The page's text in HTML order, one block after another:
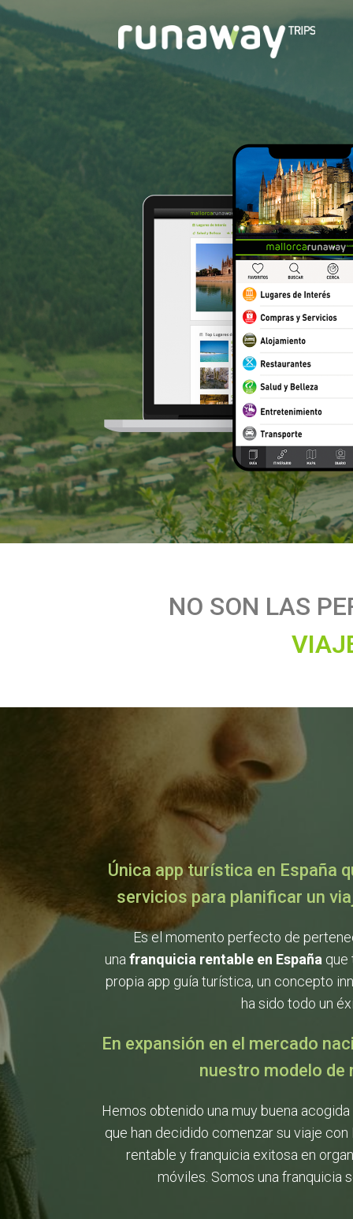
NO SON LAS
V AJ
Única app turística en España
servicios para planificar un
Es el momento perfecto de
una franquicia rentable en España que
propia app guía turística, un concepto
ha sido todo un
En expansión en el mercado
nuestro modelo de
Hemos obtenido una muy buena
que han decidido comenzar su viaje con
rentable y franquicia exitosa en
móviles. Somos una franquicia